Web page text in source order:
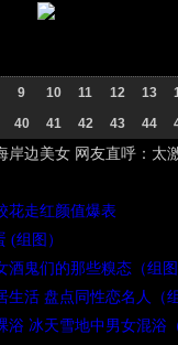
9 10 11 12 13
40 41 42 43 44
岸边美女 网友直呼：太
花走红颜值爆表
(组图）
酒鬼们的那些糗态（组
生活 盘点同性恋名人（
浴 冰天雪地中男女混浴